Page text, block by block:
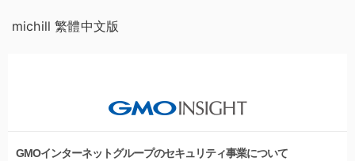
michill 繁體中文版
GMOインターネットグループのセキュリティ事業について